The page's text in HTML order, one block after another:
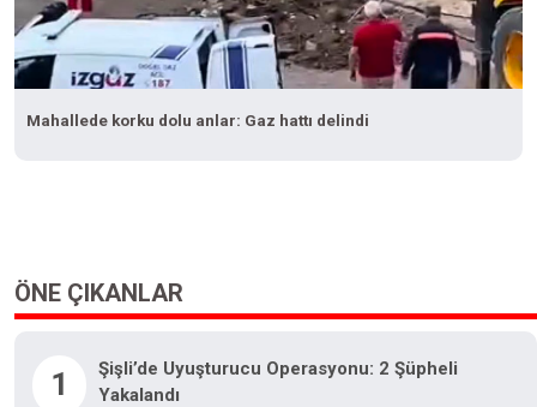
Mahallede korku dolu anlar: Gaz hattı delindi
ÖNE ÇIKANLAR
1
Şişli’de Uyuşturucu Operasyonu: 2 Şüpheli
Yakalandı